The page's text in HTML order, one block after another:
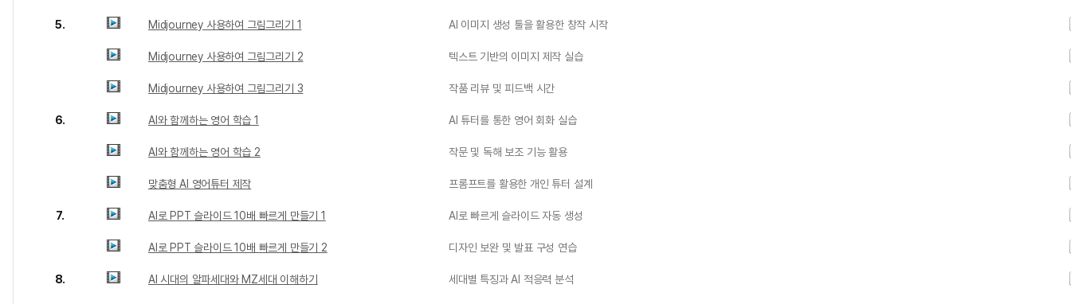
5. Midjourney 사용하여 그림그리기 1 AI 이미지 생성 툴을 활용한 창작 시작
Midjourney 사용하여 그림그리기 2 텍스트 기반의 이미지 제작 실습
Midjourney 사용하여 그림그리기 3 작품 리뷰 및 피드백 시간
6. AI와 함께하는 영어 학습 1 AI 튜터를 통한 영어 회화 실습
AI와 함께하는 영어 학습 2 작문 및 독해 보조 기능 활용
맞춤형 AI 영어튜터 제작 프롬프트를 활용한 개인 튜터 설계
7. AI로 PPT 슬라이드 10배 빠르게 만들기 1 AI로 빠르게 슬라이드 자동 생성
AI로 PPT 슬라이드 10배 빠르게 만들기 2 디자인 보완 및 발표 구성 연습
8. AI 시대의 알파세대와 MZ세대 이해하기 세대별 특징과 AI 적응력 분석